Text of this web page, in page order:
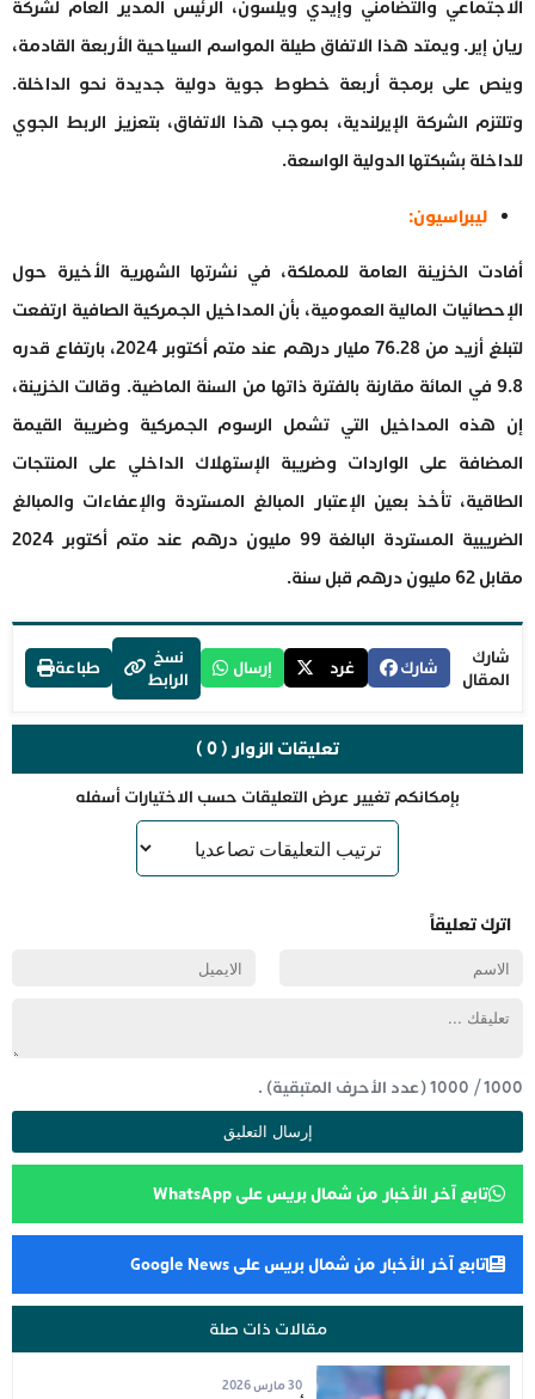
الاجتماعي والتضامني وإيدي ويلسون، الرئيس المدير العام لشركة
ريان إير. ويمتد هذا الاتفاق طيلة المواسم السياحية الأربعة القادمة،
وينص على برمجة أربعة خطوط جوية دولية جديدة نحو الداخلة.
وتلتزم الشركة الإيرلندية، بموجب هذا الاتفاق، بتعزيز الربط الجوي
للداخلة بشبكتها الدولية الواسعة.
ليبراسيون:
أفادت الخزينة العامة للمملكة، في نشرتها الشهرية الأخيرة حول
الإحصائيات المالية العمومية، بأن المداخيل الجمركية الصافية ارتفعت
لتبلغ أزيد من 76.28 مليار درهم عند متم أكتوبر 2024، بارتفاع قدره
9.8 في المائة مقارنة بالفترة ذاتها من السنة الماضية. وقالت الخزينة،
إن هذه المداخيل التي تشمل الرسوم الجمركية وضريبة القيمة
المضافة على الواردات وضريبة الإستهلاك الداخلي على المنتجات
الطاقية، تأخذ بعين الإعتبار المبالغ المستردة والإعفاءات والمبالغ
الضريبية المستردة البالغة 99 مليون درهم عند متم أكتوبر 2024
مقابل 62 مليون درهم قبل سنة.
شارك
المقال
شارك غرد إرسال
نسخ
الرابط
طباعة
تعليقات الزوار ( 0 )
بإمكانكم تغيير عرض التعليقات حسب الاختيارات أسفله
اترك تعليقاً
1000
/
1000(عدد الأحرف المتبقية) .
تابع آخر الأخبار من شمال بريس على WhatsApp
تابع آخر الأخبار من شمال بريس على Google News
مقالات ذات صلة
30 مارس 2026